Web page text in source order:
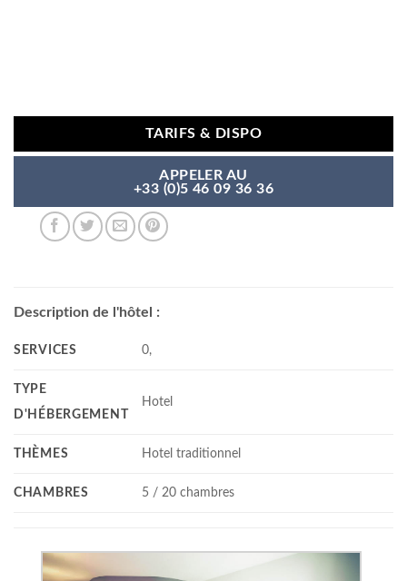
TARIFS & DISPO
APPELER AU
+33 (0)5 46 09 36 36
Description de l'hôtel :
SERVICES 0,
TYPE
D'HÉBERGEMENT
Hotel
THÈMES Hotel traditionnel
CHAMBRES 5 / 20 chambres